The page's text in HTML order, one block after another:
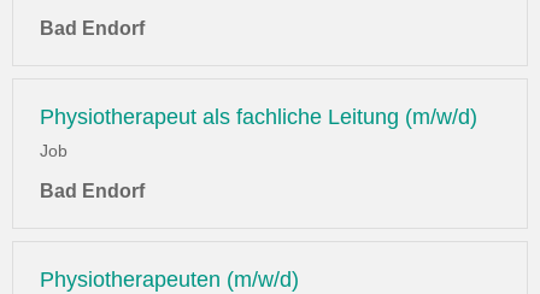
Bad Endorf
Physiotherapeut als fachliche Leitung (m/w/d)
Job
Bad Endorf
Physiotherapeuten (m/w/d)